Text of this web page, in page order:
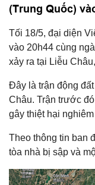
(Trung Quốc)
Tối 18/5, đại diện
vào 20h44 cùng
xảy ra tại Liễu
Đây là trận động
Châu. Trận trước
gây thiệt hại nghiêm
Theo thông tin ban
tòa nhà bị sập và